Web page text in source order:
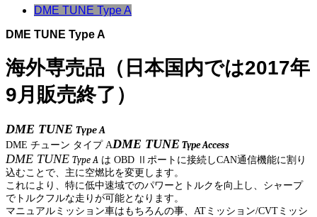
DME TUNE Type A
DME TUNE Type A
海外専売品（日本国内では2017年
9月販売終了）
DME TUNE Type A
DME チューン タイプ ADME TUNE Type Access
DME TUNE Type A は OBD Ⅱポートに接続しCAN通信機能に割り
込むことで、主に空燃比を変更します。
これにより、特に低中速域でのパワーとトルクを向上し、シャープ
でトルクフルな走りが可能となります。
マニュアルミッション車はもちろんの事、ATミッション/CVTミッシ